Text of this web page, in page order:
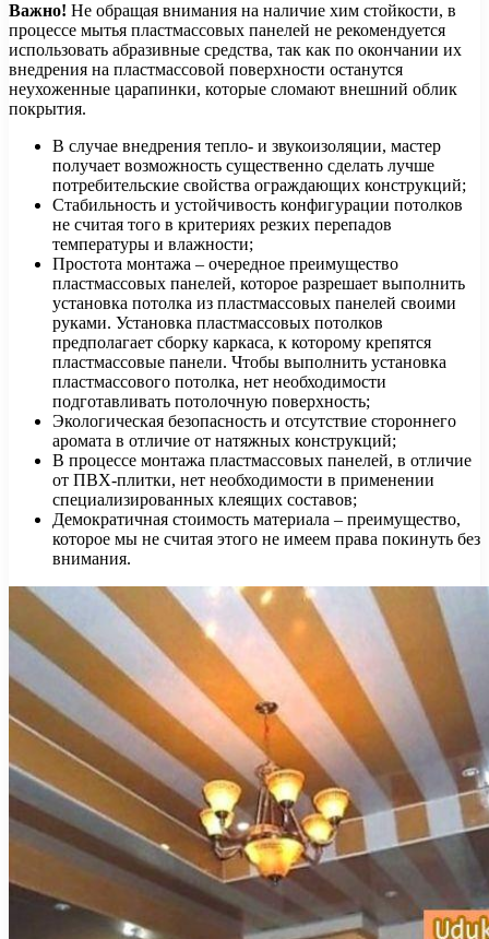
Важно! Не обращая внимания на наличие хим стойкости, в
процессе мытья пластмассовых панелей не рекомендуется
использовать абразивные средства, так как по окончании их
внедрения на пластмассовой поверхности останутся
неухоженные царапинки, которые сломают внешний облик
покрытия.
В случае внедрения тепло- и звукоизоляции, мастер
получает возможность существенно сделать лучше
потребительские свойства ограждающих конструкций;
Стабильность и устойчивость конфигурации потолков
не считая того в критериях резких перепадов
температуры и влажности;
Простота монтажа – очередное преимущество
пластмассовых панелей, которое разрешает выполнить
установка потолка из пластмассовых панелей своими
руками. Установка пластмассовых потолков
предполагает сборку каркаса, к которому крепятся
пластмассовые панели. Чтобы выполнить установка
пластмассового потолка, нет необходимости
подготавливать потолочную поверхность;
Экологическая безопасность и отсутствие стороннего
аромата в отличие от натяжных конструкций;
В процессе монтажа пластмассовых панелей, в отличие
от ПВХ-плитки, нет необходимости в применении
специализированных клеящих составов;
Демократичная стоимость материала – преимущество,
которое мы не считая этого не имеем права покинуть без
внимания.